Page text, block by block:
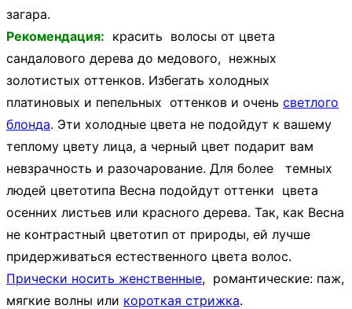
загара.
Рекомендация: красить волосы от цвета
сандалового дерева до медового, нежных
золотистых оттенков. Избегать холодных
платиновых и пепельных оттенков и очень светлого
блонда. Эти холодные цвета не подойдут к вашему
теплому цвету лица, а черный цвет подарит вам
невзрачность и разочарование. Для более темных
людей цветотипа Весна подойдут оттенки цвета
осенних листьев или красного дерева. Так, как Весна
не контрастный цветотип от природы, ей лучше
придерживаться естественного цвета волос.
Прически носить женственные, романтические: паж,
мягкие волны или короткая стрижка.